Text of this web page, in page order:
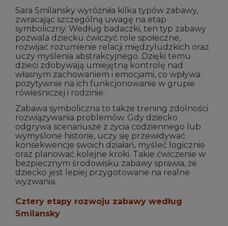
Sara Smilansky wyróżniła kilka typów zabawy,
zwracając szczególną uwagę na etap
symboliczny. Według badaczki, ten typ zabawy
pozwala dziecku ćwiczyć role społeczne,
rozwijać rozumienie relacji międzyludzkich oraz
uczy myślenia abstrakcyjnego. Dzięki temu
dzieci zdobywają umiejętną kontrolę nad
własnym zachowaniem i emocjami, co wpływa
pozytywnie na ich funkcjonowanie w grupie
rówieśniczej i rodzinie.
Zabawa symboliczna to także trening zdolności
rozwiązywania problemów. Gdy dziecko
odgrywa scenariusze z życia codziennego lub
wymyślone historie, uczy się przewidywać
konsekwencje swoich działań, myśleć logicznie
oraz planować kolejne kroki. Takie ćwiczenie w
bezpiecznym środowisku zabawy sprawia, że
dziecko jest lepiej przygotowane na realne
wyzwania.
Cztery etapy rozwoju zabawy według
Smilansky